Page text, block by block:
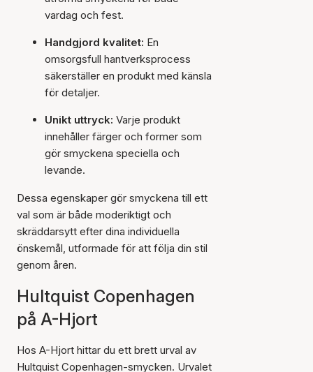
vardag och fest.
Handgjord kvalitet: En
omsorgsfull hantverksprocess
säkerställer en produkt med känsla
för detaljer.
Unikt uttryck: Varje produkt
innehåller färger och former som
gör smyckena speciella och
levande.
Dessa egenskaper gör smyckena till ett
val som är både moderiktigt och
skräddarsytt efter dina individuella
önskemål, utformade för att följa din stil
genom åren.
Hultquist Copenhagen
på A-Hjort
Hos A-Hjort hittar du ett brett urval av
Hultquist Copenhagen-smycken. Urvalet